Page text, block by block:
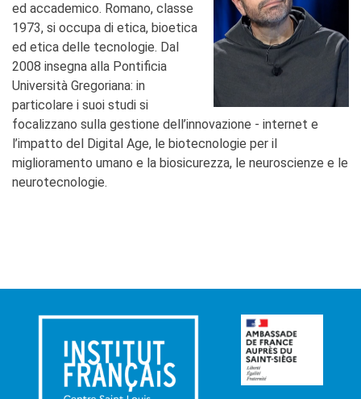
ed accademico. Romano, classe
1973, si occupa di etica, bioetica
ed etica delle tecnologie. Dal
2008 insegna alla Pontificia
Università Gregoriana: in
particolare i suoi studi si
focalizzano sulla gestione dell’innovazione - internet e
l’impatto del Digital Age, le biotecnologie per il
miglioramento umano e la biosicurezza, le neuroscienze e le
neurotecnologie.